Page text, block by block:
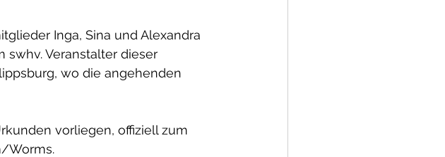
Inga, Sina und Alexandra
swhv. Veranstalter dieser
wo die angehenden
vorliegen, offiziell zum
Worms.